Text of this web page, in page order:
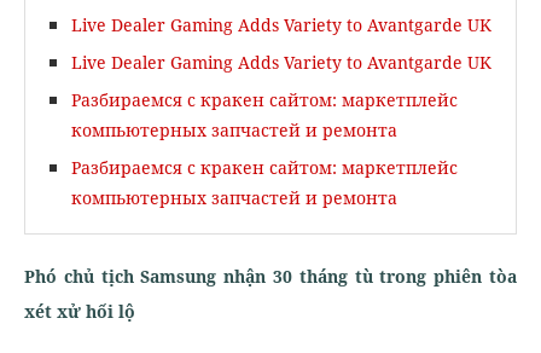
Live Dealer Gaming Adds Variety to Avantgarde UK
Live Dealer Gaming Adds Variety to Avantgarde UK
Разбираемся с кракен сайтом: маркетплейс
компьютерных запчастей и ремонта
Разбираемся с кракен сайтом: маркетплейс
компьютерных запчастей и ремонта
Phó chủ tịch Samsung nhận 30 tháng tù trong phiên tòa
xét xử hối lộ